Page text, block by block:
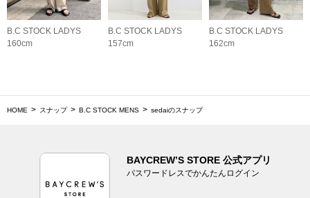
B.C STOCK LADYS
160cm
B.C STOCK LADYS
157cm
B.C STOCK LADYS
162cm
HOME スナップ B.C STOCK MENS sedaiのスナップ
BAYCREW’S STORE 公式アプリ
パスワードレスでかんたんログイン